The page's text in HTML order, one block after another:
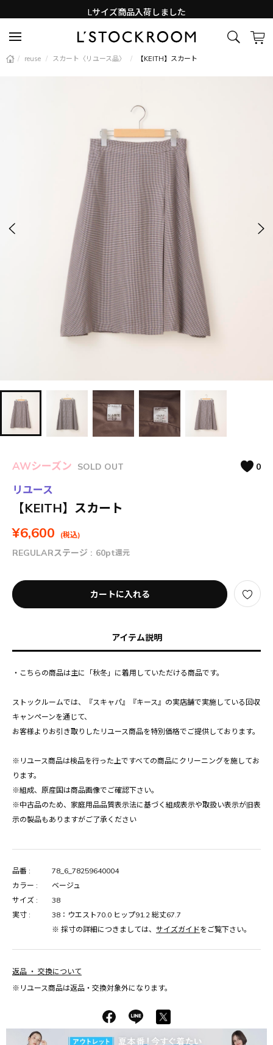
Lサイズ商品入荷しました
/ reuse / スカート〈リユース品〉 / 【KEITH】スカート
AWシーズン SOLD OUT 0
リユース
【KEITH】スカート
¥6,600 (税込)
REGULARステージ : 60pt還元
カートに入れる
アイテム説明
・こちらの商品は主に「秋冬」に着用していただける商品です。
ストックルームでは、『スキャパ』『キース』の実店舗で実施している回収
キャンペーンを通じて、
お客様よりお引き取りしたリユース商品を特別価格でご提供しております。
※リユース商品は検品を行った上ですべての商品にクリーニングを施してお
ります。
※組成、原産国は商品画像でご確認下さい。
※中古品のため、家庭用品品質表示法に基づく組成表示や取扱い表示が旧表
示の製品もありますがご了承ください
品番 :
78_6_78259640004
カラー :
ベージュ
サイズ :
38
実寸 :
38：ウエスト70.0 ヒップ91.2 総丈67.7
※ 採寸の詳細につきましては、 サイズガイドをご覧下さい。
返品 ・ 交換について
※リユース商品は返品・交換対象外になります。